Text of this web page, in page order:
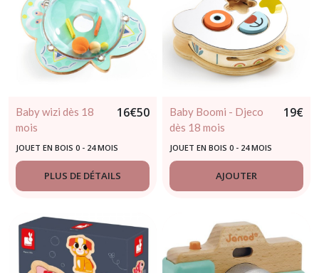
Baby wizi dès 18
mois
16€50
JOUET EN BOIS 0 - 24 MOIS
PLUS DE DÉTAILS
Baby Boomi - Djeco
dès 18 mois
19€
JOUET EN BOIS 0 - 24 MOIS
AJOUTER